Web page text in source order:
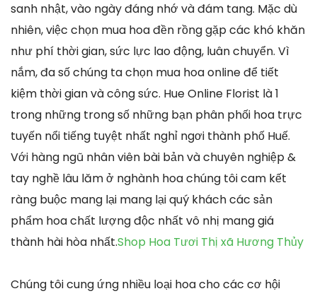
sanh nhật, vào ngày đáng nhớ và đám tang. Mặc dù
nhiên, việc chọn mua hoa đền rồng gặp các khó khăn
như phí thời gian, sức lực lao động, luân chuyển. Vì
nắm, đa số chúng ta chọn mua hoa online để tiết
kiệm thời gian và công sức. Hue Online Florist là 1
trong những trong số những bạn phân phối hoa trực
tuyến nổi tiếng tuyệt nhất nghỉ ngơi thành phố Huế.
Với hàng ngũ nhân viên bài bản và chuyên nghiệp &
tay nghề lâu lăm ở nghành hoa chúng tôi cam kết
ràng buộc mang lại mang lại quý khách các sản
phẩm hoa chất lượng độc nhất vô nhị mang giá
thành hài hòa nhất.Shop Hoa Tươi Thị xã Hương Thủy
Chúng tôi cung ứng nhiều loại hoa cho các cơ hội